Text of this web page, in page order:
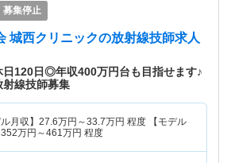
募集停止
城西クリニックの放射線技師求人
日120日◎年収400万円台も目指せます♪
射線技師募集
月収】 27.6万円～33.7万円 程度 【モデル
352万円～461 万円 程度